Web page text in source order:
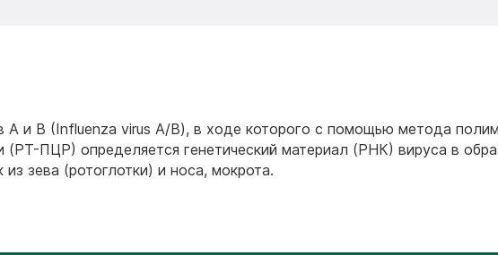
А и В (Influenza virus A/B), в ходе которого с помощью метода
(РТ-ПЦР) определяется генетический материал (РНК) вируса в
зева (ротоглотки) и носа, мокрота.